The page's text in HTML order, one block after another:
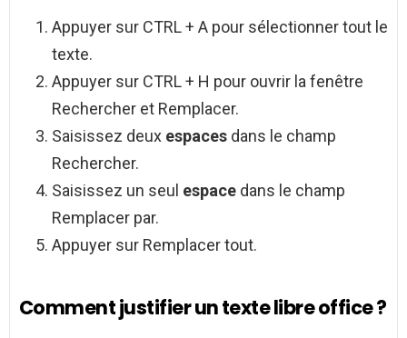
Appuyer sur CTRL + A pour sélectionner tout le
texte.
Appuyer sur CTRL + H pour ouvrir la fenêtre
Rechercher et Remplacer.
Saisissez deux espaces dans le champ
Rechercher.
Saisissez un seul espace dans le champ
Remplacer par.
Appuyer sur Remplacer tout.
Comment justifier un texte libre office ?